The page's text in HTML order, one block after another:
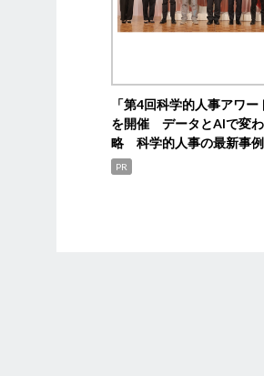
「第4回科学的人事アワー
を開催 データとAIで変
略 科学的人事の最新事例
PR